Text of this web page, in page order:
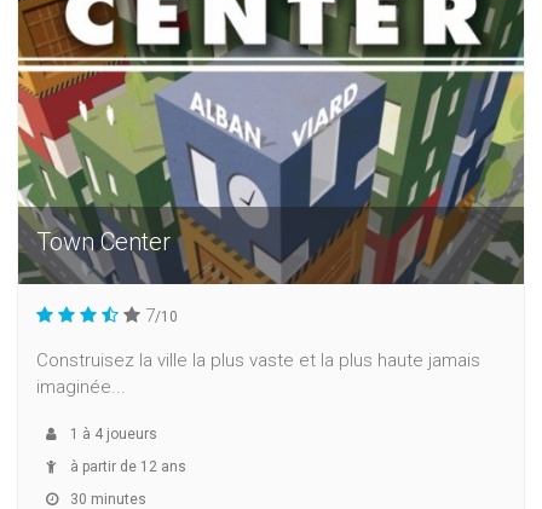
Town Center
7/10
Construisez la ville la plus vaste et la plus haute jamais
imaginée...
1 à 4 joueurs
à partir de 12 ans
30 minutes